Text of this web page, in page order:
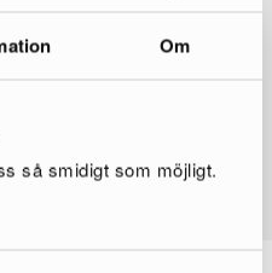
Om
så smidigt som möjligt.